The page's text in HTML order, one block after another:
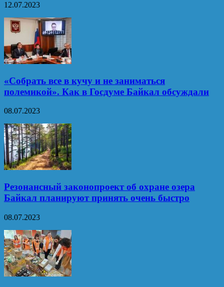
12.07.2023
«Собрать все в кучу и не заниматься
полемикой». Как в Госдуме Байкал обсуждали
08.07.2023
Резонансный законопроект об охране озера
Байкал планируют принять очень быстро
08.07.2023